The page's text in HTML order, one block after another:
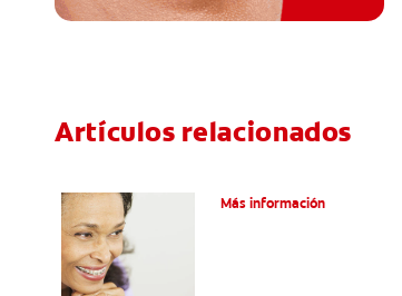
Artículos relacionados
Más información